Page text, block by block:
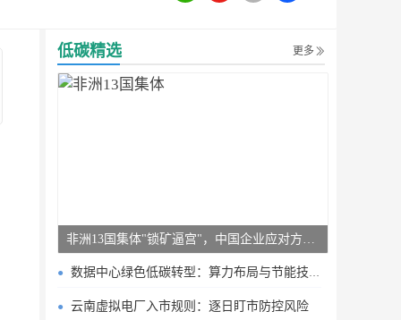
低碳精选 更多
非洲13国集体"锁矿逼宫"，中国企业应对方案曝光
数据中心绿色低碳转型：算力布局与节能技术突破
云南虚拟电厂入市规则：逐日盯市防控风险